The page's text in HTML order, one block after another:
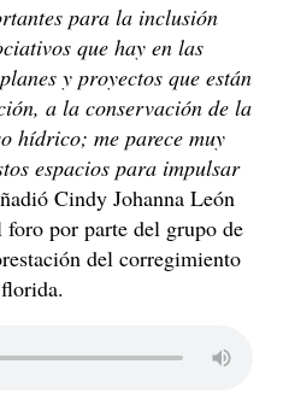
para la inclusión
que hay en las
y proyectos que están
a la conservación de la
hídrico; me parece muy
espacios para impulsar
Cindy Johanna León
por parte del grupo de
del corregimiento